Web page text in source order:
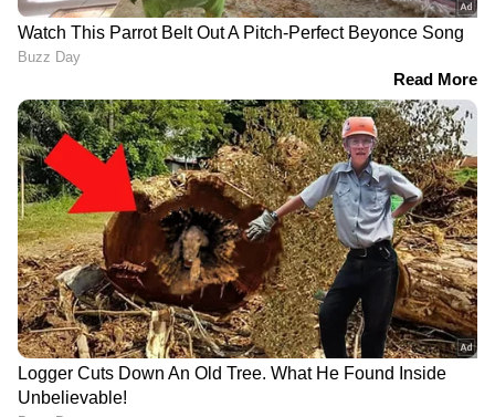
എയർ ഇന്ത്യ വിമാനം
ആകാശച്ചുഴിയിൽപെട്ട
സംഭവം: ഡിജിസിഎക്ക്
പരാതി നൽകി
യാത്രക്കാരൻ; സമഗ്ര
അന്വേഷണം വേണമെന്ന്
ആവശ്യം
യഥാർത്ഥ നെയ്യുടെ
മണവും രുചിയും: വ്യാജ
നാടൻ നെയ്യ് നിർമാണ
സംഘം പിടിയിൽ;
രാസപദാർത്ഥങ്ങൾ
ഉപയോഗിച്ച്
നിർമിക്കുന്നതെന്ന്